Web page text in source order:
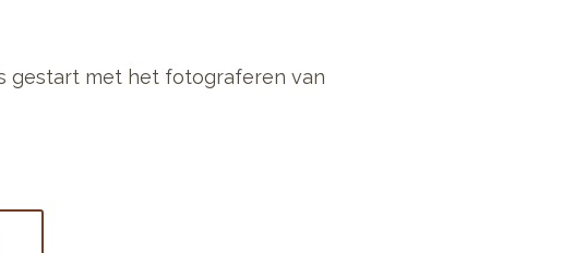
gestart met het fotograferen van